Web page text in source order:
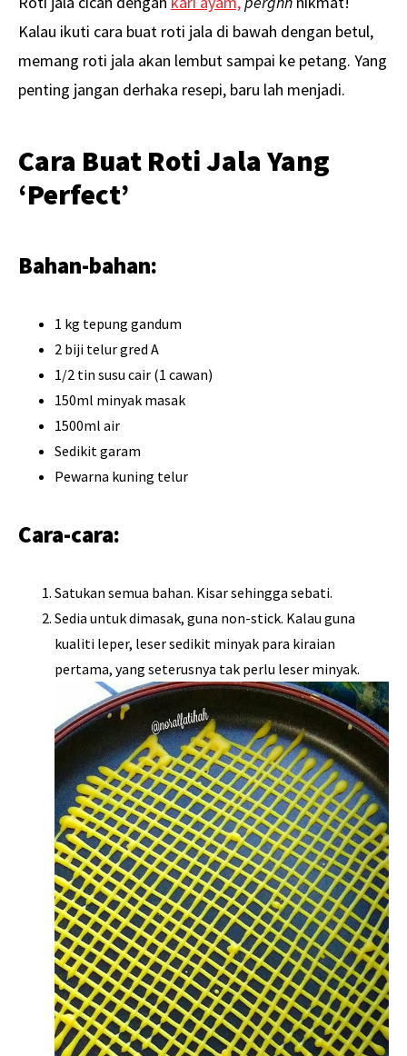
Kalau ikuti cara buat roti jala di bawah dengan betul,
memang roti jala akan lembut sampai ke petang. Yang
penting jangan derhaka resepi, baru lah menjadi.
Cara Buat Roti Jala Yang
‘Perfect’
Bahan-bahan:
1 kg tepung gandum
2 biji telur gred A
1/2 tin susu cair (1 cawan)
150ml minyak masak
1500ml air
Sedikit garam
Pewarna kuning telur
Cara-cara:
Satukan semua bahan. Kisar sehingga sebati.
Sedia untuk dimasak, guna non-stick. Kalau guna
kualiti leper, leser sedikit minyak para kiraian
pertama, yang seterusnya tak perlu leser minyak.